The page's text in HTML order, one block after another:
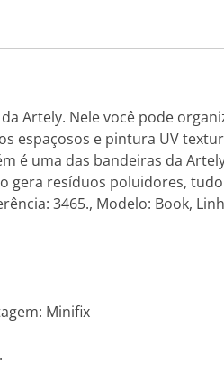
Artely. Nele você pode
espaçosos e pintura UV
é uma das bandeiras da
gera resíduos poluidores,
3465., Modelo: Book,
Minifix